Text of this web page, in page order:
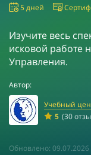
5 дней
Изучите весь
исковой работе
Управления.
Автор:
Учебный
5 (30
Обновлено: 09.07.2026